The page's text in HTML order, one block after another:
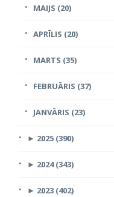
MAIJS (20)
APRĪLIS (20)
MARTS (35)
FEBRUĀRIS (37)
JANVĀRIS (23)
► 2025 (390)
► 2024 (343)
► 2023 (402)